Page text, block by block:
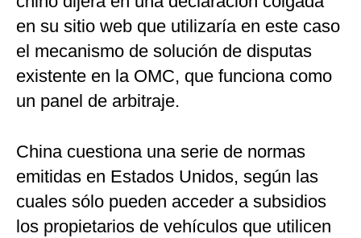
en su sitio web que utilizaría en este caso
el mecanismo de solución de disputas
existente en la OMC, que funciona como
un panel de arbitraje.
China cuestiona una serie de normas
emitidas en Estados Unidos, según las
cuales sólo pueden acceder a subsidios
los propietarios de vehículos que utilicen